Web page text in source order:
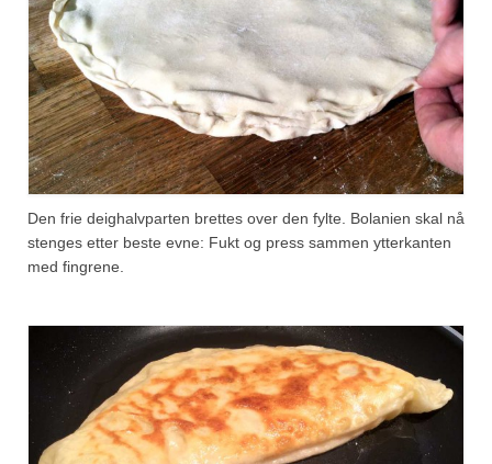
Den frie deighalvparten brettes over den fylte. Bolanien skal nå
stenges etter beste evne: Fukt og press sammen ytterkanten
med fingrene.